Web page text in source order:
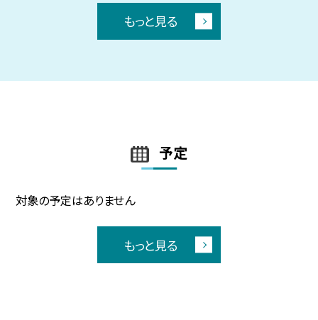
もっと見る
予定
対象の予定はありません
もっと見る